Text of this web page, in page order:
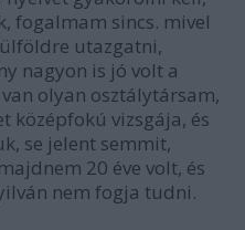
fogalmam sincs. mivel
utazgatni,
nagyon is jó volt a
olyan osztálytársam,
középfokú vizsgája, és
se jelent semmit,
20 éve volt, és
nem fogja tudni.